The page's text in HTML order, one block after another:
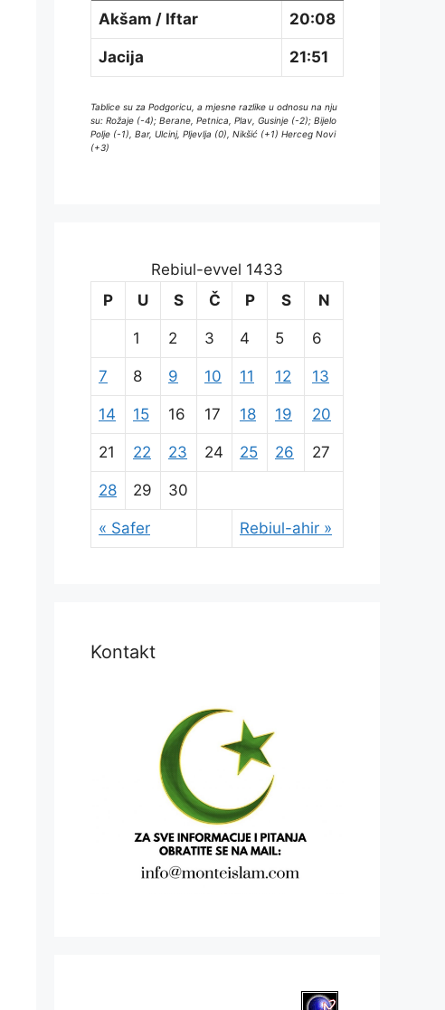
Akšam / Iftar 20:08
Jacija 21:51
Tablice su za Podgoricu, a mjesne razlike u odnosu na nju
su: Rožaje (-4); Berane, Petnica, Plav, Gusinje (-2); Bijelo
Polje (-1), Bar, Ulcinj, Pljevlja (0), Nikšić (+1) Herceg Novi
(+3)
Rebiul-evvel 1433
P
U S Č P S N
« Safer Rebiul-ahir »
1 2 3 4 5 6
7 8 9 10 11 12 13
14 15 16 17 18 19 20
21 22 23 24 25 26 27
28 29 30
Kontakt